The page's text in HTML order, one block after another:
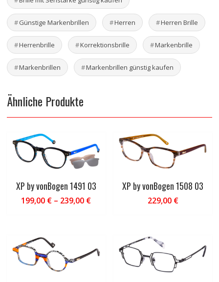
Günstige Markenbrillen Herren Herren Brille
Herrenbrille Korrektionsbrille Markenbrille
Markenbrillen Markenbrillen günstig kaufen
Ähnliche Produkte
XP by vonBogen 1491 03
199,00 € – 239,00 €
XP by vonBogen 1508 03
229,00 €